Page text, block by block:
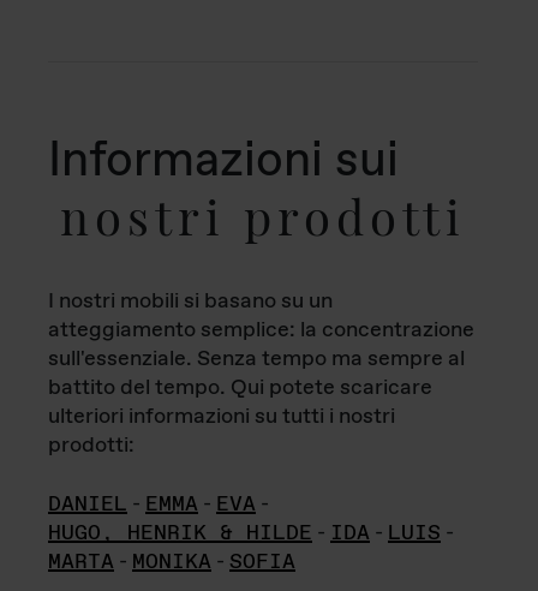
Informazioni sui
nostri prodotti
I nostri mobili si basano su un
atteggiamento semplice: la concentrazione
sull'essenziale. Senza tempo ma sempre al
battito del tempo. Qui potete scaricare
ulteriori informazioni su tutti i nostri
prodotti:
DANIEL - EMMA - EVA -
HUGO, HENRIK & HILDE - IDA - LUIS -
MARTA - MONIKA - SOFIA